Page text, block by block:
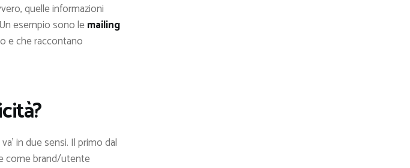
quelle informazioni
esempio sono lemailing
e che raccontano
in due sensi. Il primo dal
come brand/utente